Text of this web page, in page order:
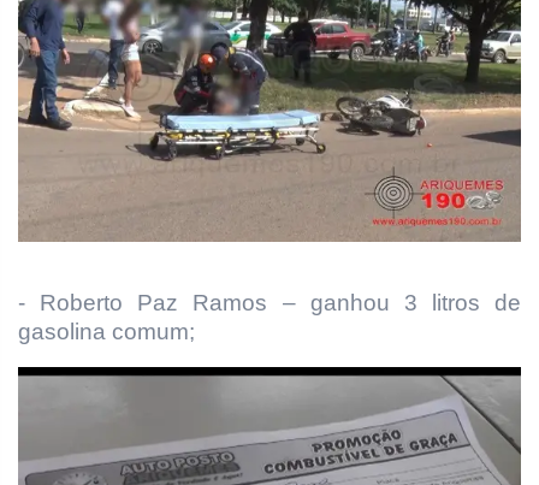
- Roberto Paz Ramos – ganhou 3 litros de
gasolina comum;